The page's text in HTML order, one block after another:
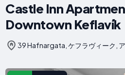
Castle Inn
Downtown Keflavík
39 Hafnargata, ケフラヴィーク,